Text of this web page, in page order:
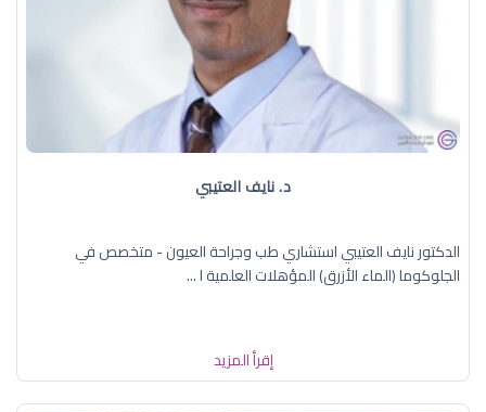
د. نايف العتيبي
الدكتور نايف العتيبي استشاري طب وجراحة العيون - متخصص في
الجلوكوما (الماء الأزرق) المؤهلات العلمية ا ...
إقرأ المزيد